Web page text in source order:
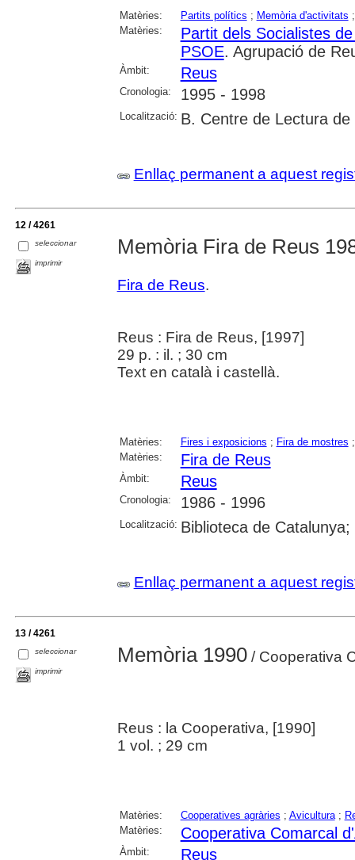
Matèries: Partits polítics ; Memòria d'activitats
Matèries:
Partit dels Socialistes
PSOE. Agrupació de
Àmbit: Reus
Cronologia: 1995 - 1998
Localització: B. Centre de Lectura de
Enllaç permanent a aquest
12 / 4261
seleccionar
imprimir
Memòria Fira de Reus
Fira de Reus.
Reus : Fira de Reus, [1997]
29 p. : il. ; 30 cm
Text en català i castellà.
Matèries: Fires i exposicions ; Fira de mostres
Matèries:
Fira de Reus
Àmbit: Reus
Cronologia: 1986 - 1996
Localització: Biblioteca de
Enllaç permanent a aquest
13 / 4261
seleccionar
imprimir
Memòria 1990/ Cooperativa
Reus : la Cooperativa, [1990]
1 vol. ; 29 cm
Matèries: Cooperatives agràries ; Avicultura;
Matèries:
Cooperativa Comarcal
Àmbit: Reus